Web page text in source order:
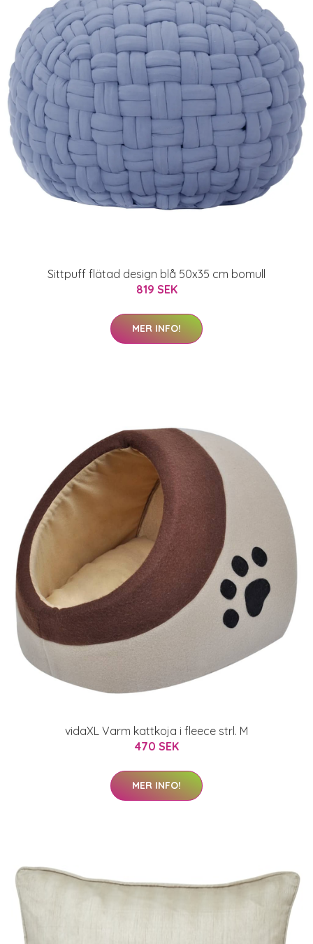
Sittpuff flätad design blå 50x35 cm bomull
819 SEK
MER INFO!
vidaXL Varm kattkoja i fleece strl. M
470 SEK
MER INFO!